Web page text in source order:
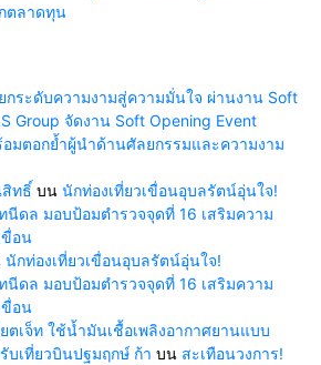
ตลาดทุน
กระดับความงามสู่ความมั่นใจ ผ่านงาน Soft
Group จัดงาน Soft Opening Event
มตอกย้ำผู้นำด้านศัลยกรรมและความงาม
สิทธิ์ บน นักท่องเที่ยวเขื่อนอุบลรัตน์อุ่นใจ!
นีดล มอบป้อมตำรวจจุดที่ 16 เสริมความ
ขื่อน
นักท่องเที่ยวเขื่อนอุบลรัตน์อุ่นใจ!
นีดล มอบป้อมตำรวจจุดที่ 16 เสริมความ
ขื่อน
ตเจ็ท ใช้น้ำมันเชื้อเพลิงอากาศยานแบบ
บเที่ยวบินปฐมฤกษ์ ก้า บน สะเทือนวงการ!